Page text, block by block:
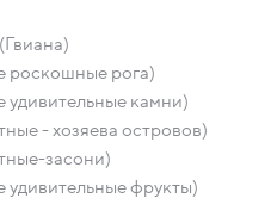
роскошные рога)
камни)
- хозяева островов)
засони)
фрукты)